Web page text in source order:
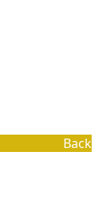
Back